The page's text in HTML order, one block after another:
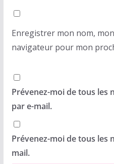
Enregistrer mon nom,
navigateur pour mon
Prévenez-moi de tous les
par e-mail.
Prévenez-moi de tous les
mail.